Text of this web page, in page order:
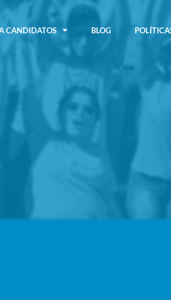
CANDIDATOS BLOG